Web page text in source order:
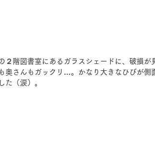
２階図書室にあるガラスシェードに、破損
奥さんもガックリ…。かなり大きなひびが側
た（涙）。